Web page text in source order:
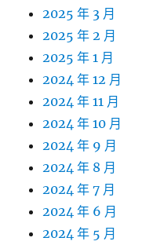
2025 年 3 月
2025 年 2 月
2025 年 1 月
2024 年 12 月
2024 年 11 月
2024 年 10 月
2024 年 9 月
2024 年 8 月
2024 年 7 月
2024 年 6 月
2024 年 5 月